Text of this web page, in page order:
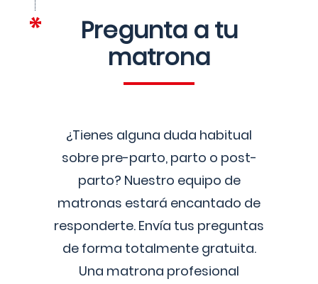
Pregunta a tu
matrona
¿Tienes alguna duda habitual
sobre pre-parto, parto o post-
parto? Nuestro equipo de
matronas estará encantado de
responderte. Envía tus preguntas
de forma totalmente gratuita.
Una matrona profesional